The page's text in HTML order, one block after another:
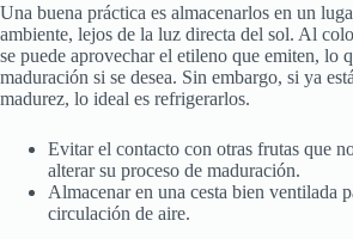
Una buena práctica es almacenarlos en un
ambiente, lejos de la luz directa del sol. Al
se puede aprovechar el etileno que emiten, lo
maduración si se desea. Sin embargo, si ya
madurez, lo ideal es refrigerarlos.
Evitar el contacto con otras frutas que
alterar su proceso de maduración.
Almacenar en una cesta bien ventilada
circulación de aire.